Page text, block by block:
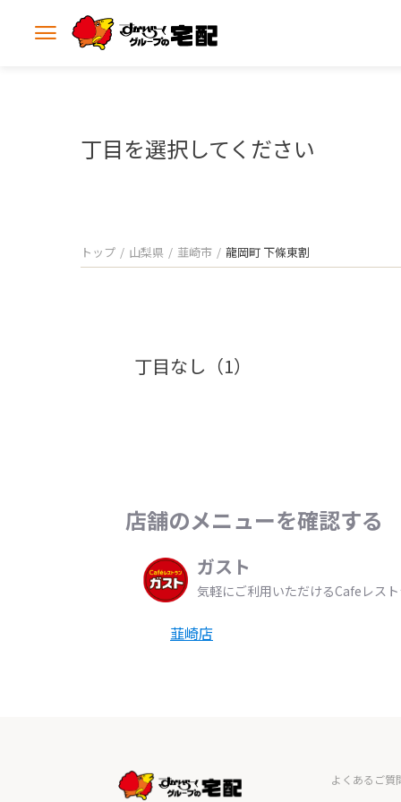
メ
丁目を選択してください
トップ 山梨県 韮崎市 龍岡町 下條東割
丁目なし（1）
店舗のメニューを確認する
ガスト
気軽にご利用いただけるCafeレス
韮崎店
よくあるご質